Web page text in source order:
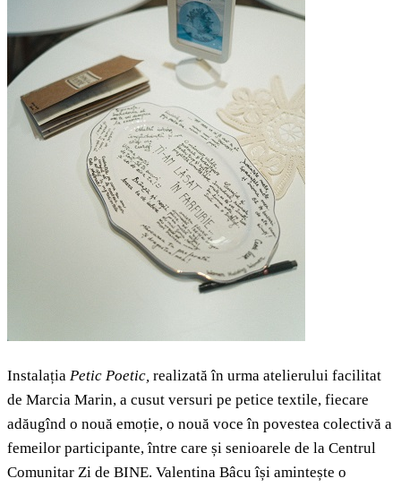
Instalația Petic Poetic, realizată în urma atelierului facilitat
de Marcia Marin, a cusut versuri pe petice textile, fiecare
adăugînd o nouă emoție, o nouă voce în povestea colectivă a
femeilor participante, între care și senioarele de la Centrul
Comunitar Zi de BINE. Valentina Bâcu își amintește o